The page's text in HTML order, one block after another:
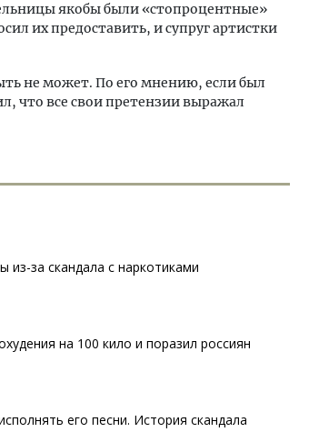
якобы были «стопроцентные»
их предоставить, и супруг артистки
не может. По его мнению, если был
что все свои претензии выражал
за скандала с наркотиками
на 100 кило и поразил россиян
его песни. История скандала